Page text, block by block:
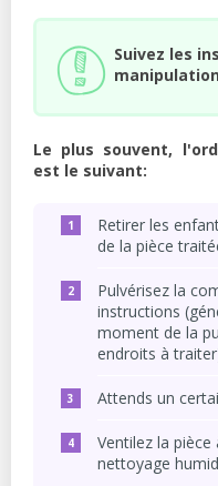
Suivez les
Le plus souvent,
est le suivant:
Retirer les
de la pièce
Pulvérisez la
instructions
moment de la
endroits à
Attends un
Ventilez la
nettoyage